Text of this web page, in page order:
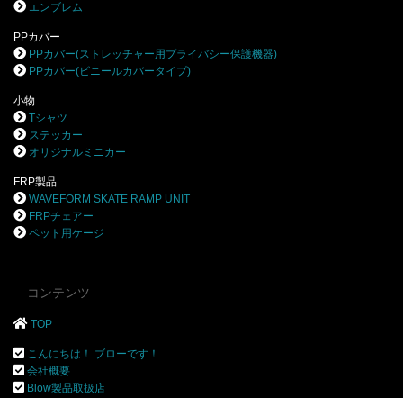
エンブレム
PPカバー
PPカバー(ストレッチャー用プライバシー保護機器)
PPカバー(ビニールカバータイプ)
小物
Tシャツ
ステッカー
オリジナルミニカー
FRP製品
WAVEFORM SKATE RAMP UNIT
FRPチェアー
ペット用ケージ
コンテンツ
TOP
こんにちは！ ブローです！
会社概要
Blow製品取扱店